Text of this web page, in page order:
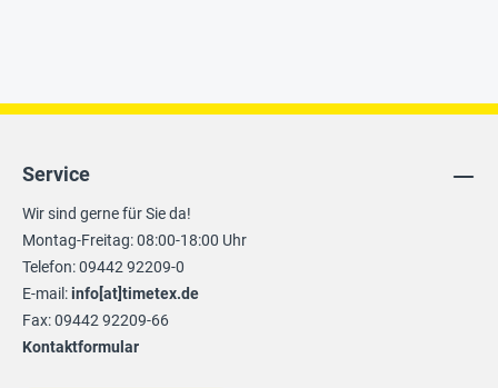
Service
Wir sind gerne für Sie da!
Montag-Freitag: 08:00-18:00 Uhr
Telefon: 09442 92209-0
E-mail:info[at]timetex.de
Fax: 09442 92209-66
Kontaktformular